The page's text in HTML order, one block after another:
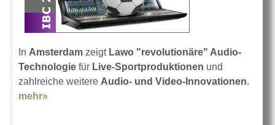
In Amsterdam zeigt Lawo "revolutionäre" Audio-
Technologie für Live-Sportproduktionen und
zahlreiche weitere Audio- und Video-Innovationen.
mehr»